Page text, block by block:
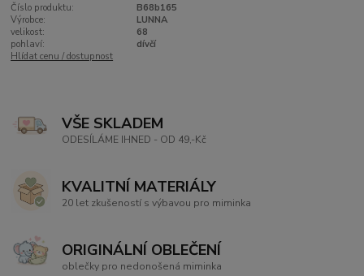
Číslo produktu:
B68b165
Výrobce:
LUNNA
velikost:
68
pohlaví:
dívčí
Hlídat cenu / dostupnost
VŠE SKLADEM
ODESÍLÁME IHNED - OD 49,-Kč
KVALITNÍ MATERIÁLY
20 let zkušeností s výbavou pro miminka
ORIGINÁLNÍ OBLEČENÍ
oblečky pro nedonošená miminka